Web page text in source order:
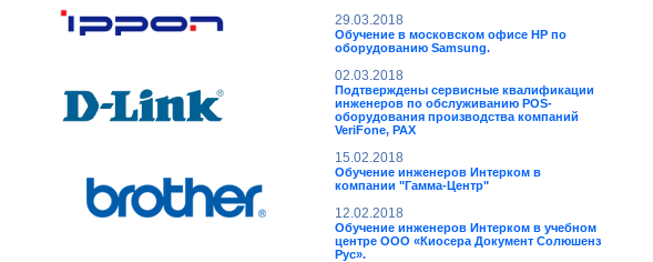
29.03.2018
Обучение в московском офисе НР по
оборудованию Samsung.
02.03.2018
Подтверждены сервисные квалификации
инженеров по обслуживанию POS-
оборудования производства компаний
VeriFone, PAX
15.02.2018
Обучение инженеров Интерком в
компании "Гамма-Центр"
12.02.2018
Обучение инженеров Интерком в учебном
центре ООО «Киосера Документ Солюшенз
Рус».